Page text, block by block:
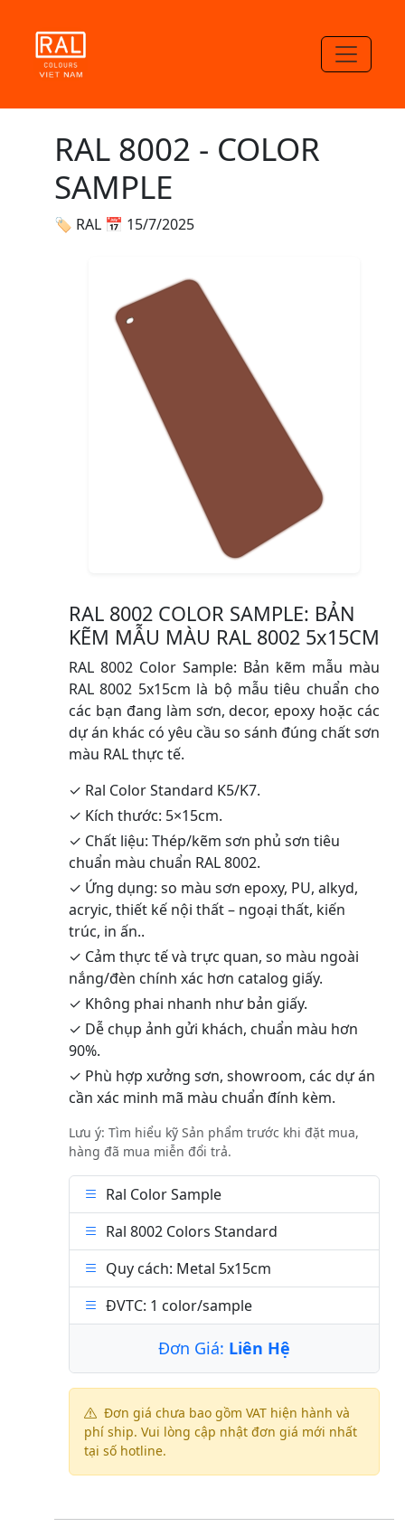
RAL 8002 - COLOR
SAMPLE
🏷 RAL 📅 15/7/2025
RAL 8002 COLOR SAMPLE: BẢN
KẼM MẪU MÀU RAL 8002 5x15CM
RAL 8002 Color Sample: Bản kẽm mẫu màu
RAL 8002 5x15cm là bộ mẫu tiêu chuẩn cho
các bạn đang làm sơn, decor, epoxy hoặc các
dự án khác có yêu cầu so sánh đúng chất sơn
màu RAL thực tế.
✓ Ral Color Standard K5/K7.
✓ Kích thước: 5×15cm.
✓ Chất liệu: Thép/kẽm sơn phủ sơn tiêu
chuẩn màu chuẩn RAL 8002.
✓ Ứng dụng: so màu sơn epoxy, PU, alkyd,
acryic, thiết kế nội thất – ngoại thất, kiến
trúc, in ấn..
✓ Cảm thực tế và trực quan, so màu ngoài
nắng/đèn chính xác hơn catalog giấy.
✓ Không phai nhanh như bản giấy.
✓ Dễ chụp ảnh gửi khách, chuẩn màu hơn
90%.
✓ Phù hợp xưởng sơn, showroom, các dự án
cần xác minh mã màu chuẩn đính kèm.
Lưu ý: Tìm hiểu kỹ Sản phẩm trước khi đặt mua,
hàng đã mua miễn đổi trả.
Ral Color Sample
Ral 8002 Colors Standard
Quy cách: Metal 5x15cm
ĐVTC: 1 color/sample
Đơn Giá: Liên Hệ
Đơn giá chưa bao gồm VAT hiện hành và
phí ship. Vui lòng cập nhật đơn giá mới nhất
tại số hotline.